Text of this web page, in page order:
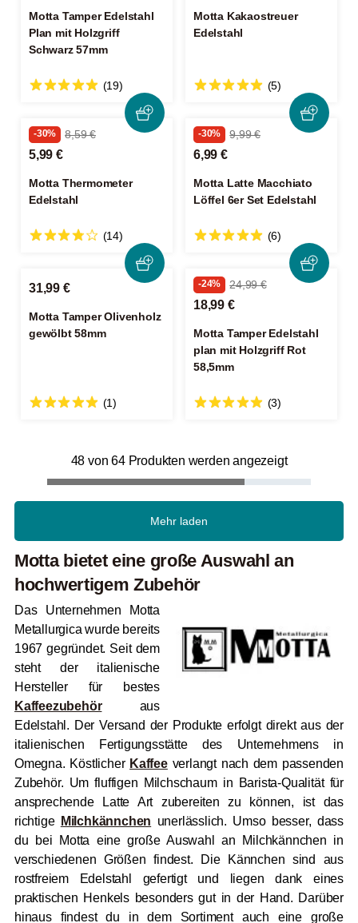
Motta Tamper Edelstahl
Plan mit Holzgriff
Schwarz 57mm
(19)
Motta Kakaostreuer
Edelstahl
(5)
-30% 8,59 €
5,99 €
Motta Thermometer
Edelstahl
(14)
-30% 9,99 €
6,99 €
Motta Latte Macchiato
Löffel 6er Set Edelstahl
(6)
31,99 €
Motta Tamper Olivenholz
gewölbt 58mm
(1)
-24% 24,99 €
18,99 €
Motta Tamper Edelstahl
plan mit Holzgriff Rot
58,5mm
(3)
48 von 64 Produkten werden angezeigt
Mehr laden
Motta bietet eine große Auswahl an
hochwertigem Zubehör
Das Unternehmen Motta
Metallurgica wurde bereits
1967 gegründet. Seit dem
steht der italienische
Hersteller für bestes
Kaffeezubehöraus
Edelstahl. Der Versand der Produkte erfolgt direkt aus der
italienischen Fertigungsstätte des Unternehmens in
Omegna. Köstlicher Kaffeeverlangt nach dem passenden
Zubehör. Um fluffigen Milchschaum in Barista-Qualität für
ansprechende Latte Art zubereiten zu können, ist das
richtige Milchkännchen unerlässlich. Umso besser, dass
du bei Motta eine große Auswahl an Milchkännchen in
verschiedenen Größen findest. Die Kännchen sind aus
rostfreiem Edelstahl gefertigt und liegen dank eines
praktischen Henkels besonders gut in der Hand. Darüber
hinaus findest du in dem Sortiment auch eine große